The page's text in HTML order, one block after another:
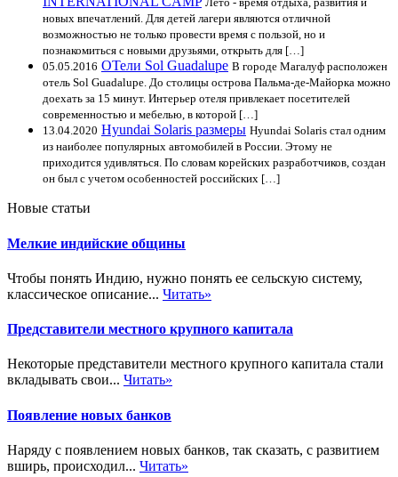
новых впечатлений. Для детей лагери являются отличной
возможностью не только провести время с пользой, но и
познакомиться с новыми друзьями, открыть для […]
05.05.2016 ОТели Sol Guadalupe В городе Магалуф расположен
отель Sol Guadalupe. До столицы острова Пальма-де-Майорка можно
доехать за 15 минут. Интерьер отеля привлекает посетителей
современностью и мебелью, в которой […]
13.04.2020 Hyundai Solaris размеры Hyundai Solaris стал одним
из наиболее популярных автомобилей в России. Этому не
приходится удивляться. По словам корейских разработчиков, создан
он был с учетом особенностей российских […]
Новые статьи
Мелкие индийские общины
Чтобы понять Индию, нужно понять ее сельскую систему,
классическое описание... Читать»
Представители местного крупного капитала
Некоторые представители местного крупного капитала стали
вкладывать свои... Читать»
Появление новых банков
Наряду с появлением новых банков, так сказать, с развитием
вширь, происходил... Читать»